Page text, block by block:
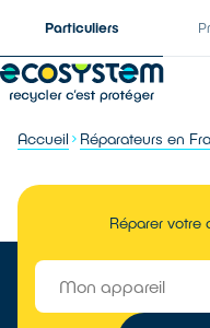
Particuliers
Accueil Réparateurs en
Réparer votre